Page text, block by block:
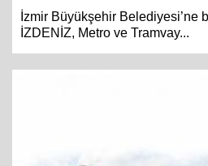
İzmir Büyükşehir Belediyesi’ne
İZDENİZ, Metro ve Tramvay...